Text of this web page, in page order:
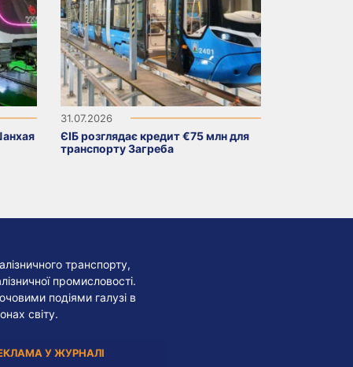
31.07.2026
ЄІБ розглядає кредит €75 млн для
транспорту Загреба
транспорту,
промисловості.
подіями галузі в
світу.
У ЖУРНАЛІ